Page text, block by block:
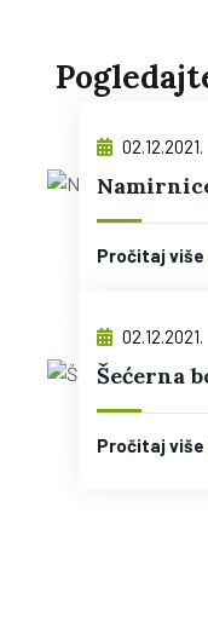
02.12.2021.
Pročitaj više
02.12.2021.
Šećerna
Pročitaj više